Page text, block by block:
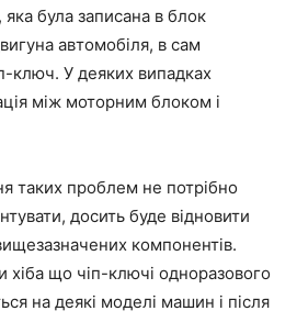
була записана в блок
автомобіля, в сам
ключ. У деяких випадках
між моторним блоком і
таких проблем не потрібно
досить буде відновити
компонентів.
що чіп-ключі одноразового
на деякі моделі машин і після